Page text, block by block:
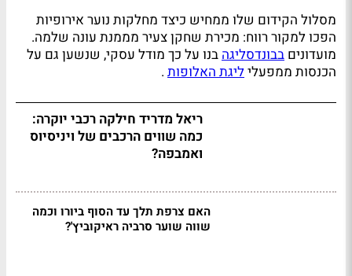
מסלול הקידום שלו ממחיש כיצד מחלקות נוער אירופיות
הפכו למקור רווח: מכירת שחקן צעיר מממנת עונה שלמה.
מועדונים בבונדסליגהבנו על כך מודל עסקי, שנשען גם על
הכנסות ממפעליליגת האלופות .
ריאל מדריד חילקה רכבי יוקרה:
כמה שווים הרכבים של ויניסיוס
ואמבפה?
האם צרפת תלך עד הסוף ביורו וכמה
שווה שוער סרביה ראיקוביץ'?